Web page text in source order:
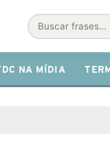
Buscar
NA MÍDIA